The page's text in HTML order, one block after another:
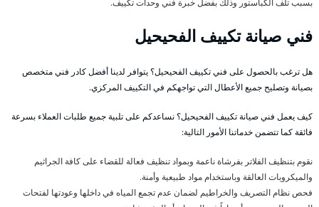
بسبب تلف الكباستور وذلك بفضل خبرة فني وحدات تكييف.
فني صيانة تكييف الفحيحيل
هل ترغب بالحصول على فني تكييف الفحيحيل؟ يتوافر لدينا أفضل كادر فني متخصص
بصيانة وتصليح جميع الأعطال التي تواجهكم في التكييف المركزي.
كيف يعمل فني صيانة تكييف الفحيحيل؟ نساعدكم على تلبية جميع طلبات العملاء بسرعة
فائقة كما تتضمن خدماتنا الأمور التالية:
نقوم بتنظيف الفلاتر بفرشاة ناعمة وبمواد تنظيف فعالة للقضاء على كافة الجراثيم
والميكروبات العالقة وباستخدام مواد طبيعية وأمنة.
فحص نظام التصريف والخراطيم لضمان عدم تجمع المياه في داخلها وعودتها لفتحات